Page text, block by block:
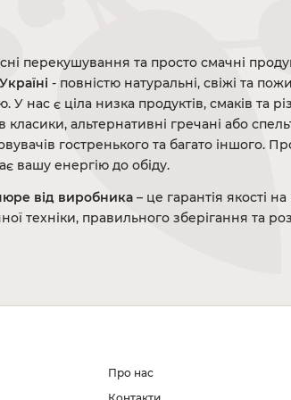
перекушування та просто смачні
- повністю натуральні, свіжі та
У нас є ціла низка продуктів, смаків та
класики, альтернативні гречані або
гостренького та багато іншого.
вашу енергію до обіду.
від виробника – це гарантія якості
техніки, правильного зберігання та
Про нас